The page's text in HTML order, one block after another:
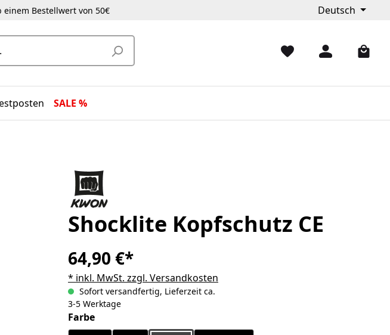
einem Bestellwert von 50€ Deutsch
SALE %
Shocklite Kopfschutz CE
64,90 €*
* inkl. MwSt. zzgl. Versandkosten
Sofort versandfertig, Lieferzeit ca.
3-5 Werktage
Farbeauswählen